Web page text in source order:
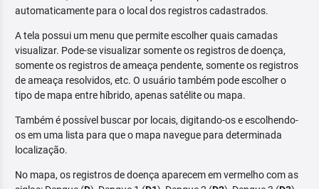
automaticamente para o local dos registros cadastrados.
A tela possui um menu que permite escolher quais camadas
visualizar. Pode-se visualizar somente os registros de doença,
somente os registros de ameaça pendente, somente os registros
de ameaça resolvidos, etc. O usuário também pode escolher o
tipo de mapa entre híbrido, apenas satélite ou mapa.
Também é possível buscar por locais, digitando-os e escolhendo-
os em uma lista para que o mapa navegue para determinada
localização.
No mapa, os registros de doença aparecem em vermelho com as